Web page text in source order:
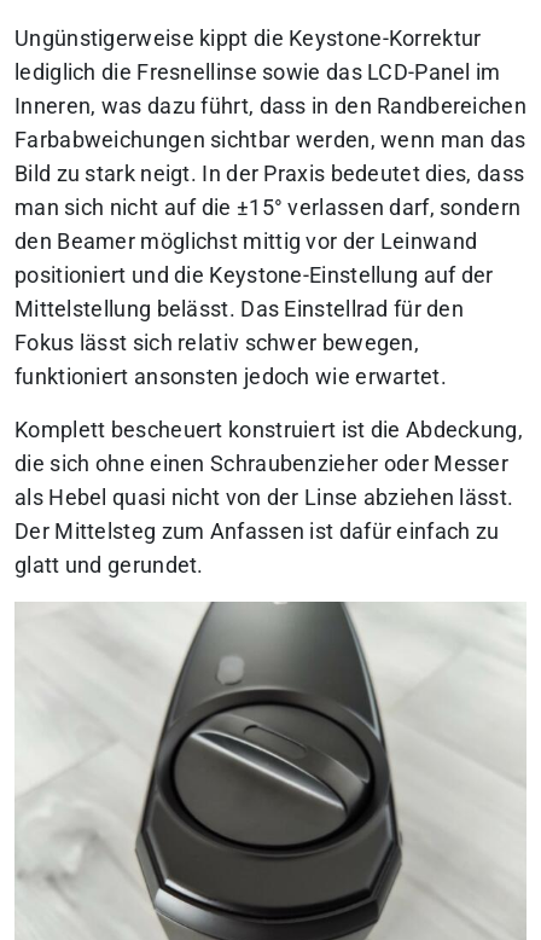
Ungünstigerweise kippt die Keystone-Korrektur
lediglich die Fresnellinse sowie das LCD-Panel im
Inneren, was dazu führt, dass in den Randbereichen
Farbabweichungen sichtbar werden, wenn man das
Bild zu stark neigt. In der Praxis bedeutet dies, dass
man sich nicht auf die ±15° verlassen darf, sondern
den Beamer möglichst mittig vor der Leinwand
positioniert und die Keystone-Einstellung auf der
Mittelstellung belässt. Das Einstellrad für den
Fokus lässt sich relativ schwer bewegen,
funktioniert ansonsten jedoch wie erwartet.
Komplett bescheuert konstruiert ist die Abdeckung,
die sich ohne einen Schraubenzieher oder Messer
als Hebel quasi nicht von der Linse abziehen lässt.
Der Mittelsteg zum Anfassen ist dafür einfach zu
glatt und gerundet.